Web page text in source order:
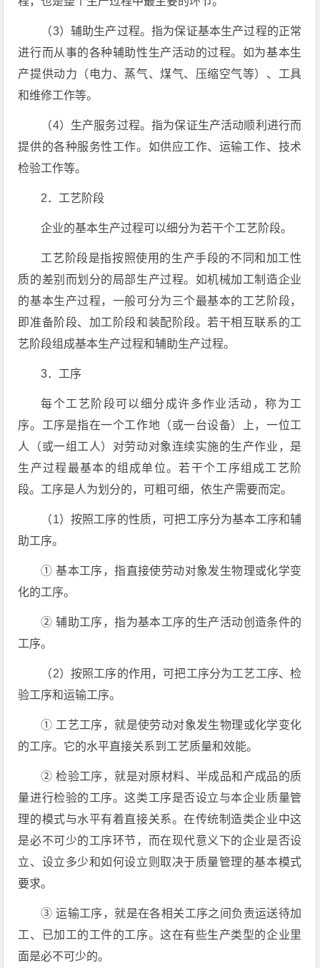
（3）辅助生产过程。指为保证基本生产过程的正常
进行而从事的各种辅助性生产活动的过程。如为基本生
产提供动力（电力、蒸气、煤气、压缩空气等）、工具
和维修工作等。
（4）生产服务过程。指为保证生产活动顺利进行而
提供的各种服务性工作。如供应工作、运输工作、技术
检验工作等。
2．工艺阶段
企业的基本生产过程可以细分为若干个工艺阶段。
工艺阶段是指按照使用的生产手段的不同和加工性
质的差别而划分的局部生产过程。如机械加工制造企业
的基本生产过程，一般可分为三个最基本的工艺阶段，
即准备阶段、加工阶段和装配阶段。若干相互联系的工
艺阶段组成基本生产过程和辅助生产过程。
3．工序
每个工艺阶段可以细分成许多作业活动，称为工
序。工序是指在一个工作地（或一台设备）上，一位工
人（或一组工人）对劳动对象连续实施的生产作业，是
生产过程最基本的组成单位。若干个工序组成工艺阶
段。工序是人为划分的，可粗可细，依生产需要而定。
（1）按照工序的性质，可把工序分为基本工序和辅
助工序。
① 基本工序，指直接使劳动对象发生物理或化学变
化的工序。
② 辅助工序，指为基本工序的生产活动创造条件的
工序。
（2）按照工序的作用，可把工序分为工艺工序、检
验工序和运输工序。
① 工艺工序，就是使劳动对象发生物理或化学变化
的工序。它的水平直接关系到工艺质量和效能。
② 检验工序，就是对原材料、半成品和产成品的质
量进行检验的工序。这类工序是否设立与本企业质量管
理的模式与水平有着直接关系。在传统制造类企业中这
是必不可少的工序环节，而在现代意义下的企业是否设
立、设立多少和如何设立则取决于质量管理的基本模式
要求。
③ 运输工序，就是在各相关工序之间负责运送待加
工、已加工的工件的工序。这在有些生产类型的企业里
面是必不可少的。